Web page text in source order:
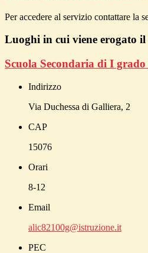
Per accedere al servizio contattare la
Luoghi in cui viene erogato il
Scuola Secondaria di I
Indirizzo
Via Duchessa di Galliera, 2
CAP
15076
Orari
8-12
Email
alic82100g@istruzione.it
PEC